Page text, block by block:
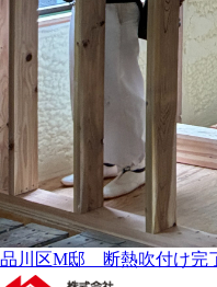
品川区M邸 断熱吹付け完